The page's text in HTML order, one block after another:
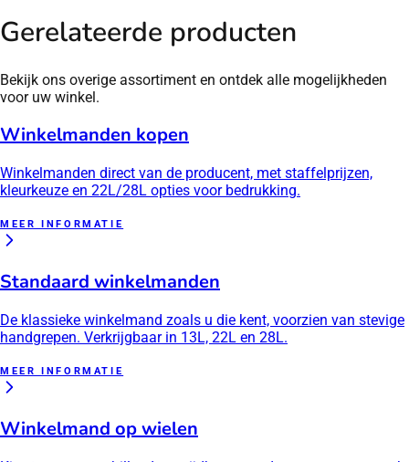
Gerelateerde producten
Bekijk ons overige assortiment en ontdek alle mogelijkheden
voor uw winkel.
Winkelmanden kopen
Winkelmanden direct van de producent, met staffelprijzen,
kleurkeuze en 22L/28L opties voor bedrukking.
MEER INFORMATIE
Standaard winkelmanden
De klassieke winkelmand zoals u die kent, voorzien van stevige
handgrepen. Verkrijgbaar in 13L, 22L en 28L.
MEER INFORMATIE
Winkelmand op wielen